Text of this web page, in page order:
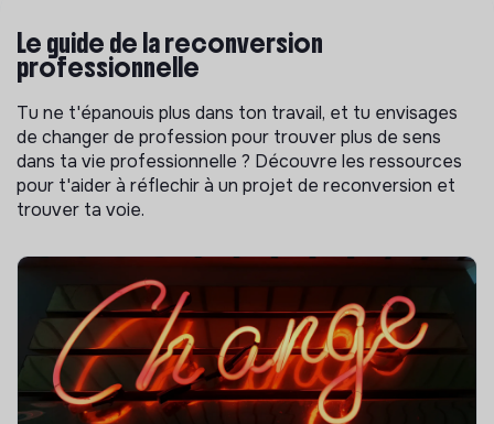
Le guide de la reconversion
professionnelle
Tu ne t'épanouis plus dans ton travail, et tu envisages
de changer de profession pour trouver plus de sens
dans ta vie professionnelle ? Découvre les ressources
pour t'aider à réflechir à un projet de reconversion et
trouver ta voie.